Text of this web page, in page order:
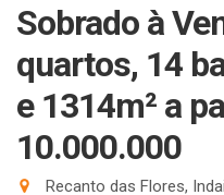
Sobrado à
quartos, 14
e 1314m² a
10.000.000
Recanto das Flores,